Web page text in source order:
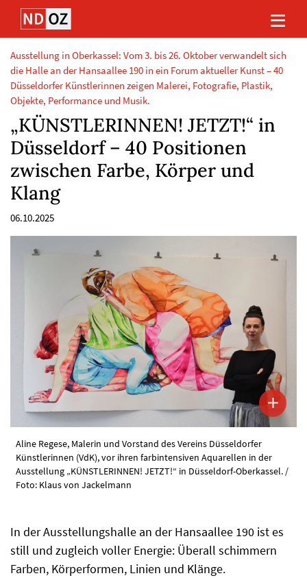
Direkt
Inhalt
(Eingabetaste)
Direkt
Hauptmenu
(Eingabetaste)
Direkt
Suche
(Eingabetaste)
Direkt
Footer
(Eingabetaste)
Ausstellung in Oberkassel: Vom 3. bis 26. Oktober verwandelt sich
die Halle an der Hansaallee 190 in ein Forum aktueller Kunst – 40
Düsseldorfer Künstlerinnen zeigen Malerei, Fotografie, Plastik,
Objekte, Performance und Musik.
„KÜNSTLERINNEN! JETZT!“ in
Düsseldorf – 40 Positionen
zwischen Farbe, Körper und
Klang
06.10.2025
Aline Regese, Malerin und Vorstand des Vereins Düsseldorfer
Künstlerinnen (VdK), vor ihren farbintensiven Aquarellen in der
Ausstellung „KÜNSTLERINNEN! JETZT!“ in Düsseldorf-Oberkassel. /
Foto: Klaus von Jackelmann
In der Ausstellungshalle an der Hansaallee 190 ist es
still und zugleich voller Energie: Überall schimmern
Farben, Körperformen, Linien und Klänge.